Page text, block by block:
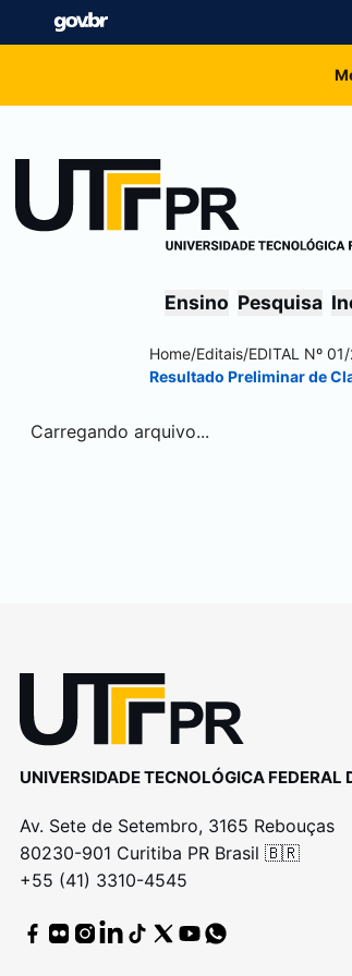
Ensino Pesquisa
Home/Editais/EDITAL Nº
Resultado Preliminar de
Carregando arquivo...
UNIVERSIDADE TECNOLÓGICA FEDERAL
Av. Sete de Setembro, 3165 Rebouças
80230-901 Curitiba PR Brasil 🇧🇷
+55 (41) 3310-4545